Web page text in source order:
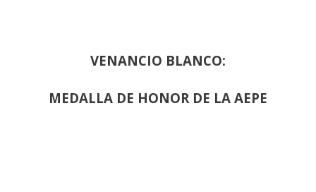
VENANCIO BLANCO:
MEDALLA DE HONOR DE LA AEPE